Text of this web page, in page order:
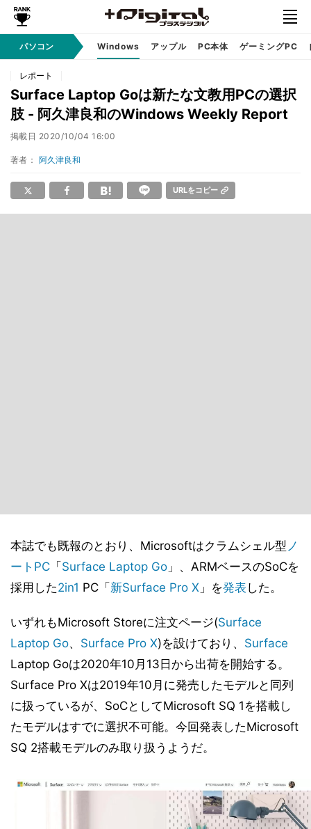
パソコン Windows アップル PC本体 ゲーミングPC
レポート
Surface Laptop Goは新たな文教用PCの選択
肢 - 阿久津良和のWindows Weekly Report
掲載日 2020/10/04 16:00
著者： 阿久津良和
URLをコピー
本誌でも既報のとおり、Microsoftはクラムシェル型 ノ
ートPC 「 Surface Laptop Go 」、ARMベースのSoCを
採用した2in1 PC「 新Surface Pro X 」を発表 した。
いずれもMicrosoft Storeに注文ページ(Surface
Laptop Go、 Surface Pro X)を設けており、 Surface
Laptop Goは2020年10月13日から出荷を開始する。
Surface Pro Xは2019年10月に発売したモデルと同列
に扱っているが、SoCとしてMicrosoft SQ 1を搭載し
たモデルはすでに選択不可能。今回発表したMicrosoft
SQ 2搭載モデルのみ取り扱うようだ。